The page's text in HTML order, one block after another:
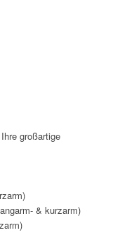
großartige
& kurzarm)